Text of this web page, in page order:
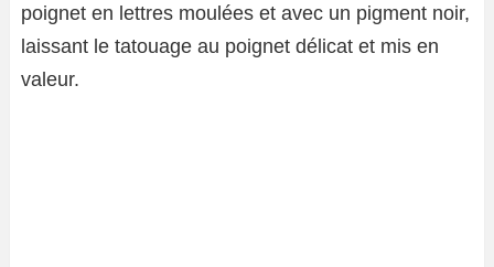
poignet en lettres moulées et avec un pigment noir,
laissant le tatouage au poignet délicat et mis en
valeur.